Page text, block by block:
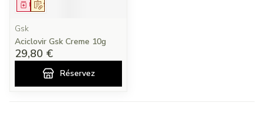
Sur prescription
Médicament
Gsk
Aciclovir Gsk Creme 10g
29,80 €
Réservez